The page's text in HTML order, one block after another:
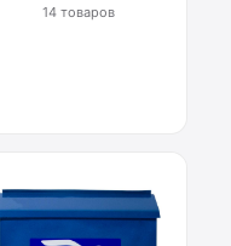
14 товаров